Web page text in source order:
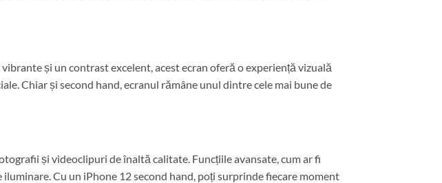
și un contrast excelent, acest ecran oferă o experiență vizuală
Chiar și second hand, ecranul rămâne unul dintre cele mai bune de
și videoclipuri de înaltă calitate. Funcțiile avansate, cum ar fi
Cu un iPhone 12 second hand, poți surprinde fiecare moment